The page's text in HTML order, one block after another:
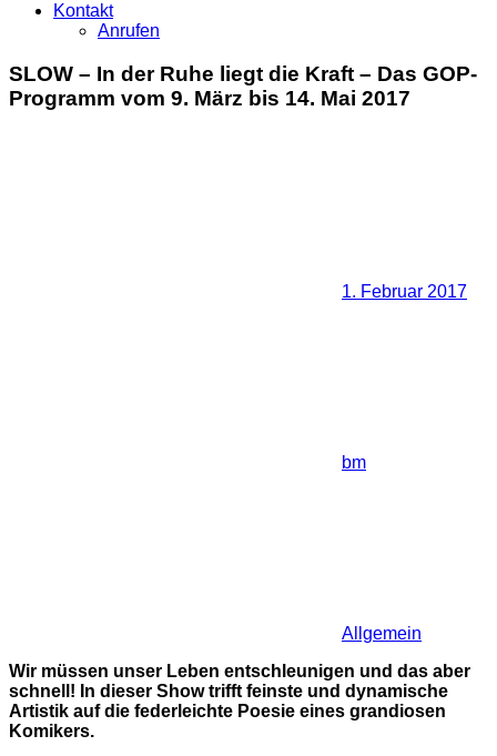
Kontakt
Anrufen
SLOW – In der Ruhe liegt die Kraft – Das GOP-
Programm vom 9. März bis 14. Mai 2017
1. Februar 2017
bm
Allgemein
Wir müssen unser Leben entschleunigen und das aber
schnell! In dieser Show trifft feinste und dynamische
Artistik auf die federleichte Poesie eines grandiosen
Komikers.